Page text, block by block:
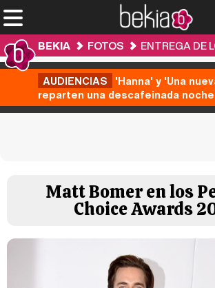
BEKIA FOTOS ENTREGA DE
AUDIENCIAS 'Hanna' y 'Una
reparten una descafeinada
Matt Bomer en los
Choice Awards